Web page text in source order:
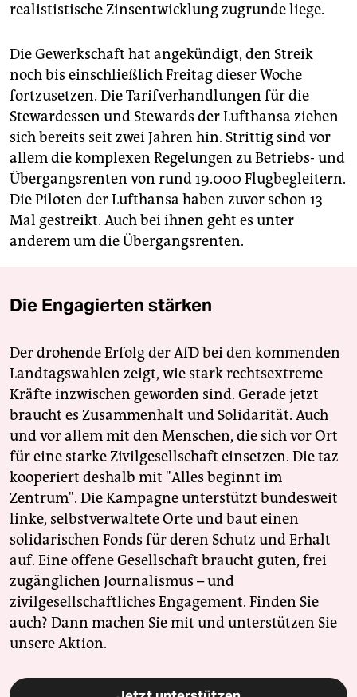
realististische Zinsentwicklung zugrunde liege.
Die Gewerkschaft hat angekündigt, den Streik
noch bis einschließlich Freitag dieser Woche
fortzusetzen. Die Tarifverhandlungen für die
Stewardessen und Stewards der Lufthansa ziehen
sich bereits seit zwei Jahren hin. Strittig sind vor
allem die komplexen Regelungen zu Betriebs- und
Übergangsrenten von rund 19.000 Flugbegleitern.
Die Piloten der Lufthansa haben zuvor schon 13
Mal gestreikt. Auch bei ihnen geht es unter
anderem um die Übergangsrenten.
Die Engagierten stärken
Der drohende Erfolg der AfD bei den kommenden
Landtagswahlen zeigt, wie stark rechtsextreme
Kräfte inzwischen geworden sind. Gerade jetzt
braucht es Zusammenhalt und Solidarität. Auch
und vor allem mit den Menschen, die sich vor Ort
für eine starke Zivilgesellschaft einsetzen. Die taz
kooperiert deshalb mit "Alles beginnt im
Zentrum". Die Kampagne unterstützt bundesweit
linke, selbstverwaltete Orte und baut einen
solidarischen Fonds für deren Schutz und Erhalt
auf. Eine offene Gesellschaft braucht guten, frei
zugänglichen Journalismus – und
zivilgesellschaftliches Engagement. Finden Sie
auch? Dann machen Sie mit und unterstützen Sie
unsere Aktion.